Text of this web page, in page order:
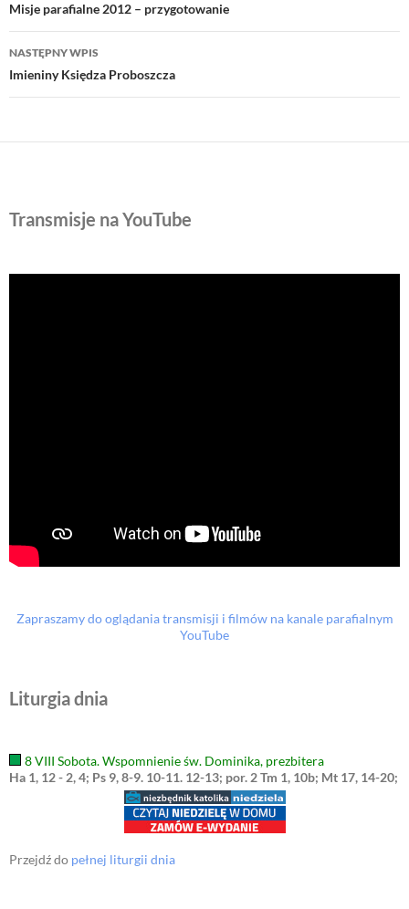
wpisu
Misje parafialne 2012 – przygotowanie
NASTĘPNY WPIS
Imieniny Księdza Proboszcza
Transmisje na YouTube
Zapraszamy do oglądania transmisji i filmów na kanale parafialnym
YouTube
Liturgia dnia
8 VIII Sobota. Wspomnienie św. Dominika, prezbitera
Ha 1, 12 - 2, 4; Ps 9, 8-9. 10-11. 12-13; por. 2 Tm 1, 10b; Mt 17, 14-20;
Przejdź do pełnej liturgii dnia